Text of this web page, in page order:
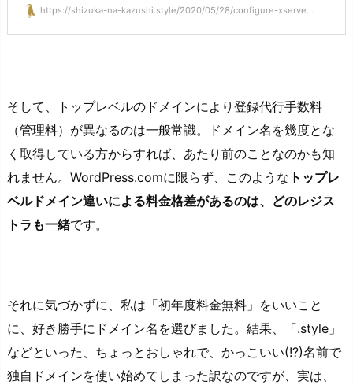
https://shizuka-na-kazushi.style/2020/05/28/configure-xserve...
そして、トップレベルのドメインにより登録代行手数料
（管理料）が異なるのは一般常識。ドメイン名を幾度とな
く取得している方からすれば、あたり前のことなのかも知
れません。WordPress.comに限らず、このような トップレ
ベルドメイン違いによる料金格差があるのは、どのレジス
トラも一緒です。
それに気づかずに、私は「初年度料金無料」をいいこと
に、好き勝手にドメイン名を選びました。結果、「.style」
などといった、ちょっとおしゃれで、かっこいい(!?)名前で
独自ドメインを使い始めてしまった訳なのですが、実は、